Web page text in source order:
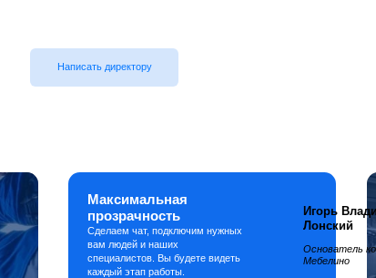
Написать директору
Игорь
Лонский
Основатель
Мебелино
Максимальная
прозрачность
Сделаем чат, подключим нужных
вам людей и наших
специалистов. Вы будете видеть
каждый этап работы.